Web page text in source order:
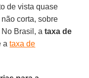
de vista quase
corta, sobre
No Brasil, ataxa de
ataxa de